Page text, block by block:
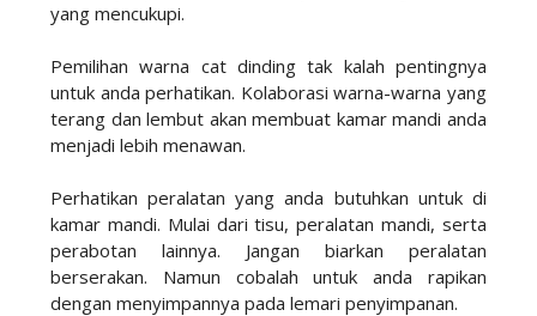
yang mencukupi.
Pemilihan warna cat dinding tak kalah pentingnya
untuk anda perhatikan. Kolaborasi warna-warna yang
terang dan lembut akan membuat kamar mandi anda
menjadi lebih menawan.
Perhatikan peralatan yang anda butuhkan untuk di
kamar mandi. Mulai dari tisu, peralatan mandi, serta
perabotan lainnya. Jangan biarkan peralatan
berserakan. Namun cobalah untuk anda rapikan
dengan menyimpannya pada lemari penyimpanan.